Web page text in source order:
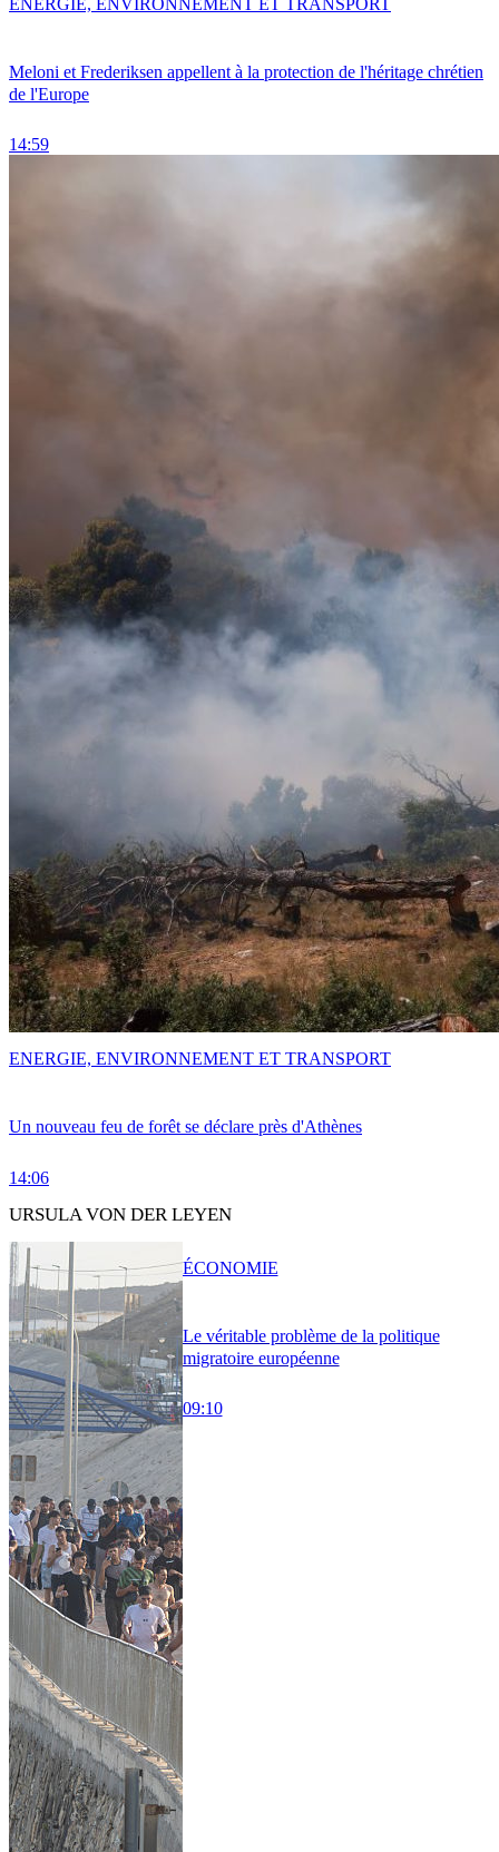
Meloni et Frederiksen appellent à la protection de l'héritage chrétien
de l'Europe
14:59
ENERGIE, ENVIRONNEMENT ET TRANSPORT
Un nouveau feu de forêt se déclare près d'Athènes
14:06
ENERGIE, ENVIRONNEMENT ET TRANSPORT
URSULA VON DER LEYEN
Le véritable problème de la politique
migratoire européenne
09:10
ÉCONOMIE